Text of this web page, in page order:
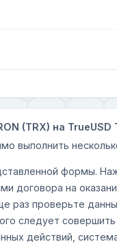
(TRX) на TrueUSD
выполнить
формы.
договора на
раз проверьте
следует
действий,